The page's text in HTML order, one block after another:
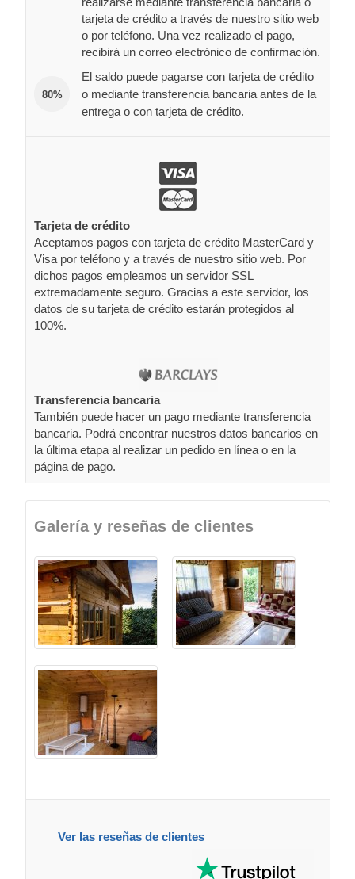
tarjeta de crédito a través de nuestro sitio web
o por teléfono. Una vez realizado el pago,
recibirá un correo electrónico de confirmación.
80%
El saldo puede pagarse con tarjeta de crédito
o mediante transferencia bancaria antes de la
entrega o con tarjeta de crédito.
Tarjeta de crédito
Aceptamos pagos con tarjeta de crédito MasterCard y
Visa por teléfono y a través de nuestro sitio web. Por
dichos pagos empleamos un servidor SSL
extremadamente seguro. Gracias a este servidor, los
datos de su tarjeta de crédito estarán protegidos al
100%.
Transferencia bancaria
También puede hacer un pago mediante transferencia
bancaria. Podrá encontrar nuestros datos bancarios en
la última etapa al realizar un pedido en línea o en la
página de pago.
Galería y reseñas de clientes
Ver las reseñas de clientes